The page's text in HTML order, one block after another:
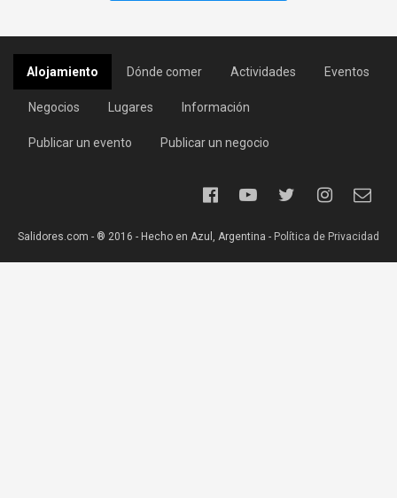
Alojamiento Dónde comer Actividades Eventos
Negocios Lugares Información
Publicar un evento Publicar un negocio
Salidores.com - ® 2016 - Hecho en Azul, Argentina - Política de Privacidad